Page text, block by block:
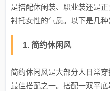
是搭配休闲装、职业装还是
衬托女性的气质。以下是几种
1. 简约休闲风
简约休闲风是大部分人日常
最佳搭配之一。搭配一双平